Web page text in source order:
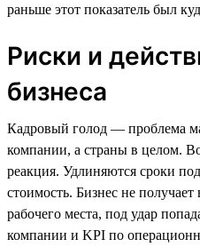
раньше этот показатель был
Риски и
бизнеса
Кадровый голод — проблема
компании, а страны в целом.
реакция. Удлиняются сроки
стоимость. Бизнес не получает
рабочего места, под удар
компании и KPI по